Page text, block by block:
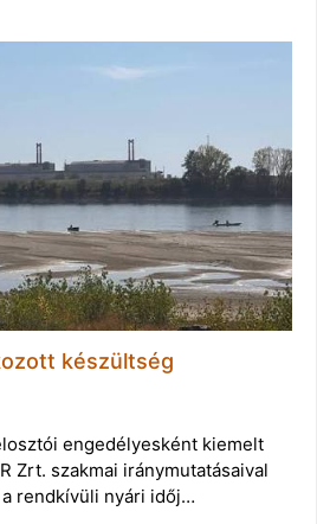
készültség
engedélyesként kiemelt
Zrt. szakmai iránymutatásaival
rendkívüli nyári időj…